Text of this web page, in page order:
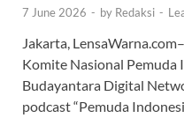
7 June 2026 - by Redaksi -
Jakarta,
Komite Nasional Pemuda
Budayantara Digital
podcast “Pemuda